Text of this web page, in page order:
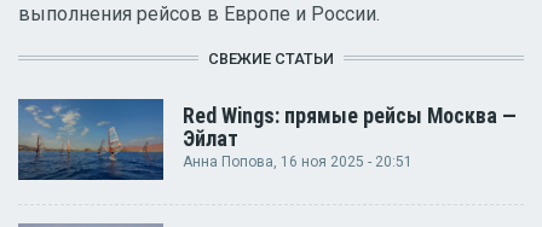
выполнения рейсов в Европе и России.
СВЕЖИЕ СТАТЬИ
Red Wings: прямые рейсы Москва —
Эйлат
Анна Попова , 16 ноя 2025 - 20:51